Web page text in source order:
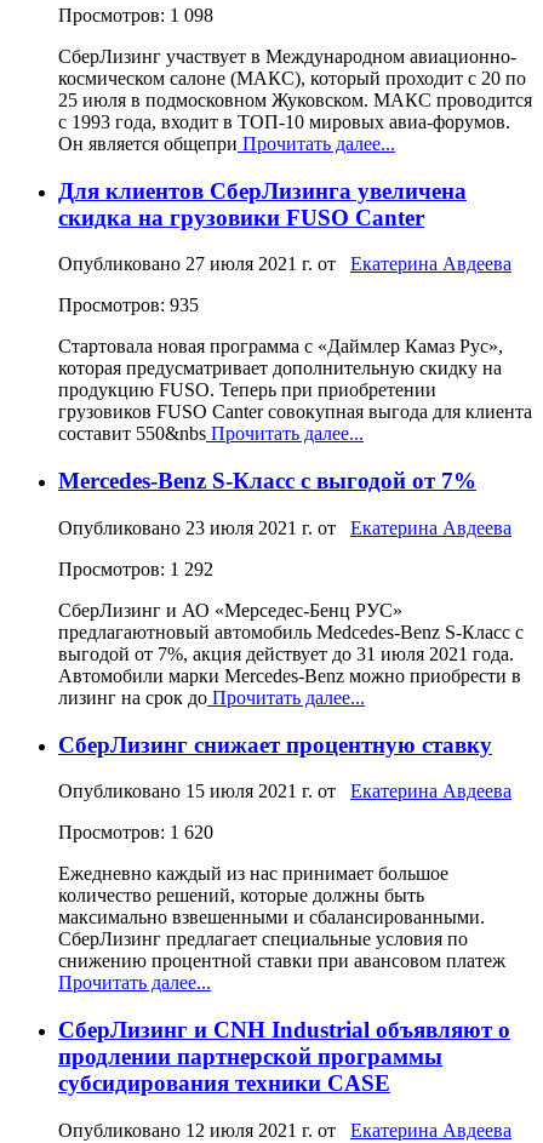
Просмотров: 1 098
СберЛизинг участвует в Международном авиационно-
космическом салоне (МАКС), который проходит с 20 по
25 июля в подмосковном Жуковском. МАКС проводится
с 1993 года, входит в ТОП-10 мировых авиа-форумов.
Он является общепри Прочитать далее...
Для клиентов СберЛизинга увеличена
скидка на грузовики FUSO Canter
Опубликовано 27 июля 2021 г. от Екатерина Авдеева
Просмотров: 935
Стартовала новая программа с «Даймлер Камаз Рус»,
которая предусматривает дополнительную скидку на
продукцию FUSO. Теперь при приобретении
грузовиков FUSO Canter совокупная выгода для клиента
составит 550&nbs Прочитать далее...
Mercedes-Benz S-Класс с выгодой от 7%
Опубликовано 23 июля 2021 г. от Екатерина Авдеева
Просмотров: 1 292
СберЛизинг и АО «Мерседес-Бенц РУС»
предлагаютновый автомобиль Medcedes-Benz S-Класс с
выгодой от 7%, акция действует до 31 июля 2021 года.
Автомобили марки Mercedes-Benz можно приобрести в
лизинг на срок до Прочитать далее...
СберЛизинг снижает процентную ставку
Опубликовано 15 июля 2021 г. от Екатерина Авдеева
Просмотров: 1 620
Ежедневно каждый из нас принимает большое
количество решений, которые должны быть
максимально взвешенными и сбалансированными.
СберЛизинг предлагает специальные условия по
снижению процентной ставки при авансовом платеж
Прочитать далее...
СберЛизинг и CNH Industrial объявляют о
продлении партнерской программы
субсидирования техники CASE
Опубликовано 12 июля 2021 г. от Екатерина Авдеева